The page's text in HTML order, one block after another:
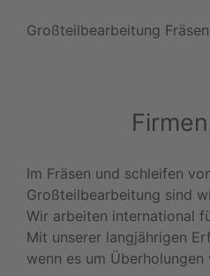
Großteilbearbeitung Fräsen
Im Fräsen und schleifen
Großteilbearbeitung sind
Wir arbeiten international
Mit unserer langjährigen
wenn es um